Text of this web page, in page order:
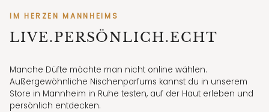
IM HERZEN MANNHEIMS
LIVE.PERSÖNLICH.ECHT
Manche Düfte möchte man nicht online wählen.
Außergewöhnliche Nischenparfums kannst du in unserem
Store in Mannheim in Ruhe testen, auf der Haut erleben und
persönlich entdecken.